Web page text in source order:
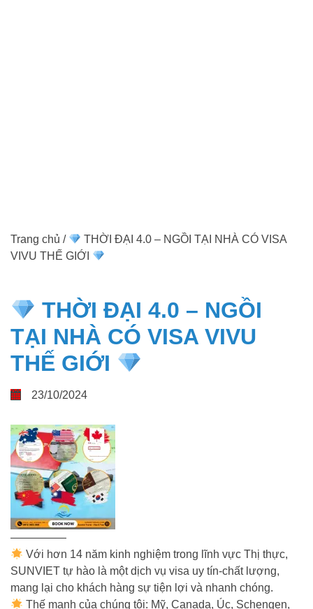
Trang chủ /
THỜI ĐẠI 4.0 – NGỒI TẠI NHÀ CÓ VISA
VIVU THẾ GIỚI
THỜI ĐẠI 4.0 – NGỒI
TẠI NHÀ CÓ VISA VIVU
THẾ GIỚI
23/10/2024
—————
Với hơn 14 năm kinh nghiệm trong lĩnh vực Thị thực,
SUNVIET tự hào là một dịch vụ visa uy tín-chất lượng,
mang lại cho khách hàng sự tiện lợi và nhanh chóng.
Thế mạnh của chúng tôi: Mỹ, Canada, Úc, Schengen,